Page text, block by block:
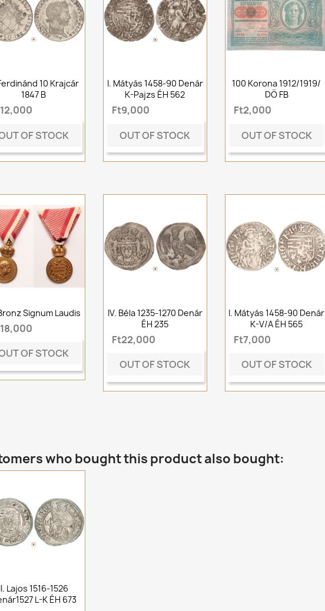
10 Krajcár
1847 B
OF STOCK
I. Mátyás 1458-90 Denár
K-Pajzs ÉH 562
Ft9,000
OUT OF STOCK
100 Korona 1912/1919/
DÖ FB
Ft2,000
OUT OF STOCK
Signum Laudis
OF STOCK
IV. Béla 1235-1270 Denár
ÉH 235
Ft22,000
OUT OF STOCK
I. Mátyás 1458-90 Denár
K-V/A ÉH 565
Ft7,000
OUT OF STOCK
who bought this product also bought:
Lajos 1516-1526
L-K ÉH 673